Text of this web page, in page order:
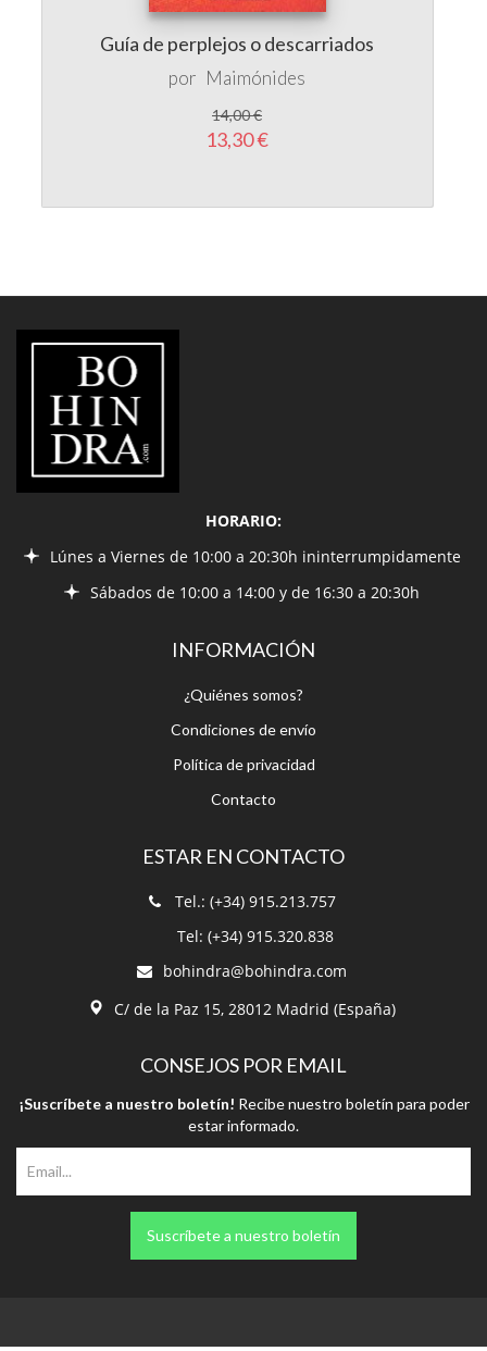
Guía de perplejos o descarriados
por Maimónides
14,00 €
13,30 €
LIBRERÍA
BOHINDRA
HORARIO:
Lúnes a Viernes de 10:00 a 20:30h ininterrumpidamente
Sábados de 10:00 a 14:00 y de 16:30 a 20:30h
INFORMACIÓN
¿Quiénes somos?
Condiciones de envío
Política de privacidad
Contacto
ESTAR EN CONTACTO
Tel.: (+34) 915.213.757
Tel: (+34) 915.320.838
bohindra@bohindra.com
C/ de la Paz 15, 28012 Madrid (España)
CONSEJOS POR EMAIL
¡Suscríbete a nuestro boletín! Recibe nuestro boletín para poder
estar informado.
Suscríbete a nuestro boletín